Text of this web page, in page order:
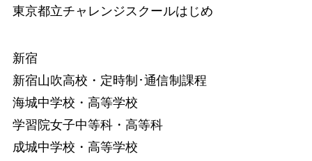
東京都立チャレンジスクールはじめ
新宿
新宿山吹高校・定時制･通信制課程
海城中学校・高等学校
学習院女子中等科・高等科
成城中学校・高等学校